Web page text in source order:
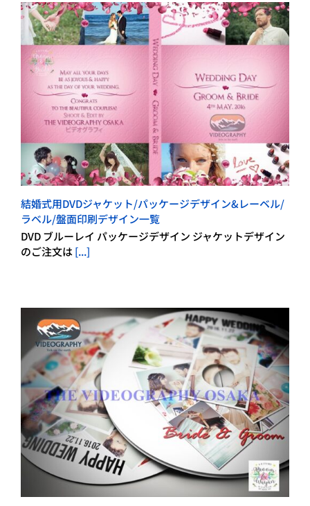
結婚式用DVDジャケット/パッケージデザイン&レーベル/
ラベル/盤面印刷デザイン一覧
DVD ブルーレイ パッケージデザイン ジャケットデザイン
のご注文は[...]